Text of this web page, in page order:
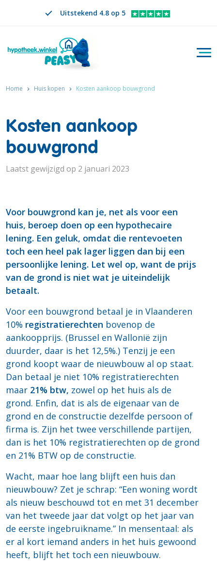
Uitstekend 4.8 op 5
Zoeken
VERANDER TAAL. GESELECTEERDE TAAL IS
NL
Home Huis kopen Kosten aankoop bouwgrond
Kosten aankoop
bouwgrond
Laatst gewijzigd op 2 januari 2023
Voor bouwgrond kan je, net als voor een
huis, beroep doen op een hypothecaire
lening. Een geluk, omdat die rentevoeten
toch een heel pak lager liggen dan bij een
persoonlijke lening. Let wel op, want de prijs
van de grond is niet wat je uiteindelijk
betaalt.
Voor een bouwgrond betaal je in Vlaanderen
10% registratierechten bovenop de
aankoopprijs. (Brussel en Wallonië zijn
duurder, daar is het 12,5%.) Tenzij je een
grond koopt waar de nieuwbouw al op staat.
Dan betaal je niet 10% registratierechten
maar 21% btw, zowel op het huis als de
grond. Enfin, dat is als de eigenaar van de
grond en de constructie dezelfde persoon of
firma is. Zijn het twee verschillende partijen,
dan is het 10% registratierechten op de grond
en 21% BTW op de constructie.
Wacht, maar hoe lang blijft een huis dan
nieuwbouw? Zet je schrap: “Een woning wordt
als nieuw beschouwd tot en met 31 december
van het tweede jaar dat volgt op het jaar van
de eerste ingebruikname.” In mensentaal: als
er al kort iemand anders in het huis gewoond
heeft, blijft het toch een nieuwbouw.